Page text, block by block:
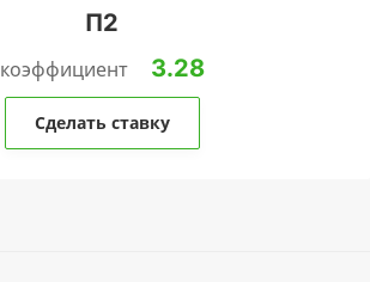
П2
коэффициент 3.28
Сделать ставку